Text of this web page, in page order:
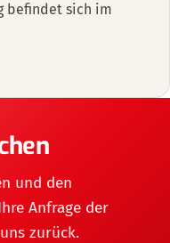
befindet sich im
und den
Anfrage der
zurück.